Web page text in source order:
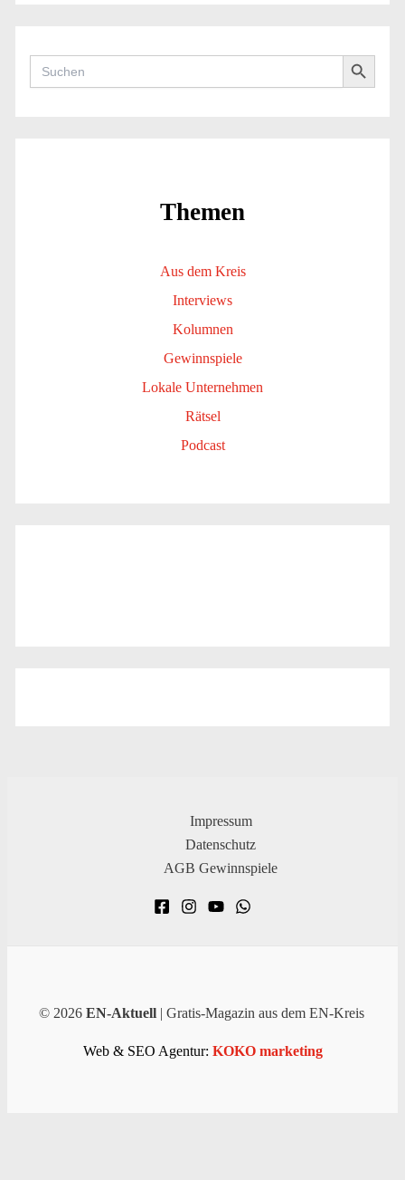
Search
for:
Search Button
Themen
Aus dem Kreis
Interviews
Kolumnen
Gewinnspiele
Lokale Unternehmen
Rätsel
Podcast
Impressum
Datenschutz
AGB Gewinnspiele
© 2026 EN-Aktuell | Gratis-Magazin aus dem EN-Kreis
Web & SEO Agentur: KOKO marketing